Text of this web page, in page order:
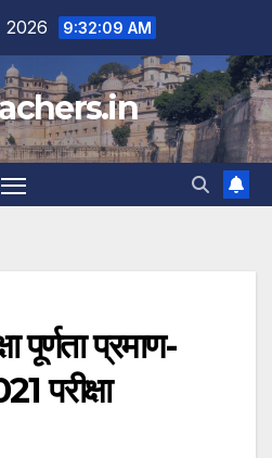
2026 9:32:10 AM
पूर्णता प्रमाण-
परीक्षा